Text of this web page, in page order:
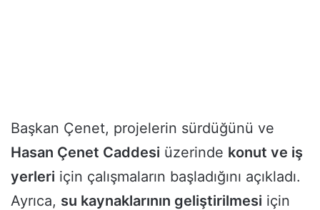
Başkan Çenet, projelerin sürdüğünü ve
Hasan Çenet Caddesi üzerinde konut ve iş
yerleri için çalışmaların başladığını açıkladı.
Ayrıca, su kaynaklarının geliştirilmesi için